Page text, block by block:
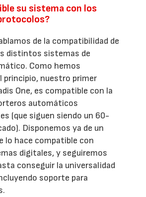
su sistema con los
de la compatibilidad de
distintos sistemas de
Como hemos
principio, nuestro primer
One, es compatible con la
automáticos
(que siguen siendo un 60-
Disponemos ya de un
lo hace compatible con
digitales, y seguiremos
conseguir la universalidad
soporte para